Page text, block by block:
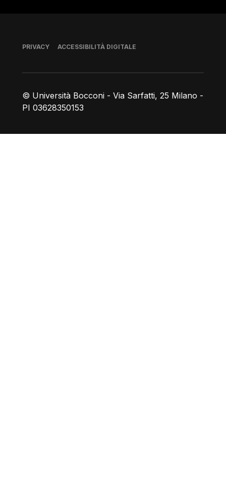
© Università Bocconi - Via Sarfatti, 25 Milano -
PI 03628350153
Piè di pagina
PRIVACY ACCESSIBILITÀ DIGITALE